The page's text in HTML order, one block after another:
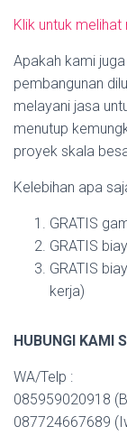
Klik untuk
Apakah kami
pembangunan
melayani jasa
menutup
proyek skala
Kelebihan apa
GRATIS
GRATIS
GRATIS
kerja)
HUBUNGI KAMI
WA/Telp :
085959020918
087724667689